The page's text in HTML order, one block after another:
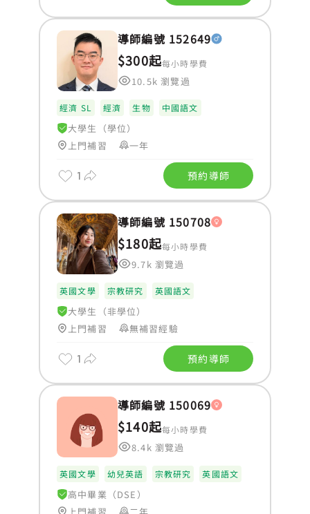
導師編號 152649
$300起每小時學費
10.5k 瀏覽過
經濟 SL 經濟 生物 中國語文
大學生（學位）
上門補習
一年
1 預約導師
導師編號 150708
$180起每小時學費
9.7k 瀏覽過
英國文學 宗教研究 英國語文
大學生（非學位）
上門補習
無補習經驗
1 預約導師
導師編號 150069
$140起每小時學費
8.4k 瀏覽過
英國文學 幼兒英語 宗教研究 英國語文
高中畢業（DSE）